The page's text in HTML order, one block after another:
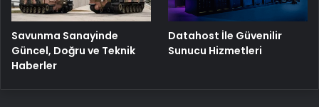
Savunma Sanayinde
Güncel, Doğru ve Teknik
Haberler
Datahost İle Güvenilir
Sunucu Hizmetleri